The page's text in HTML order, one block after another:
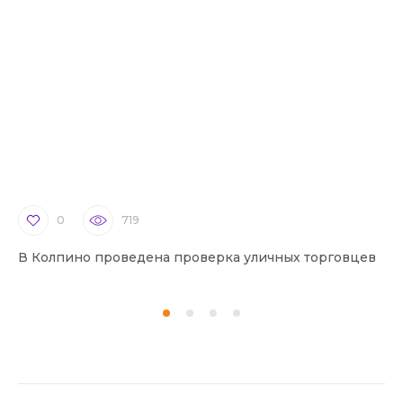
0 719
В Колпино проведена проверка уличных торговцев